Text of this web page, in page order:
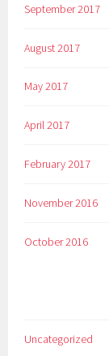
September 2017
August 2017
May 2017
April 2017
February 2017
November 2016
October 2016
Uncategorized